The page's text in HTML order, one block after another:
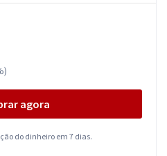
agora
do dinheiro em 7 dias.